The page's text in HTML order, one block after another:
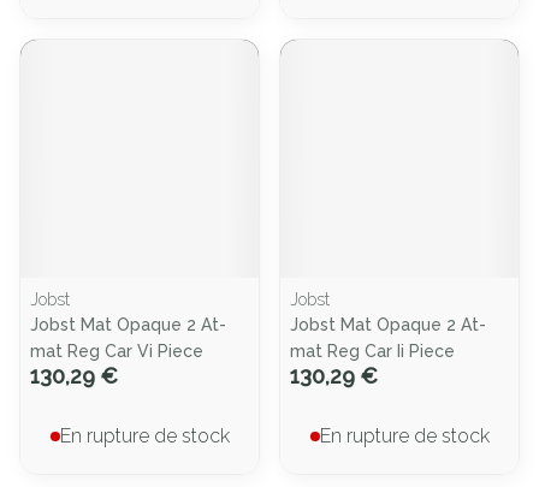
Jobst
Jobst Mat Opaque 2 At-
mat Reg Car Vi Piece
130,29 €
En rupture de stock
Jobst
Jobst Mat Opaque 2 At-
mat Reg Car Ii Piece
130,29 €
En rupture de stock